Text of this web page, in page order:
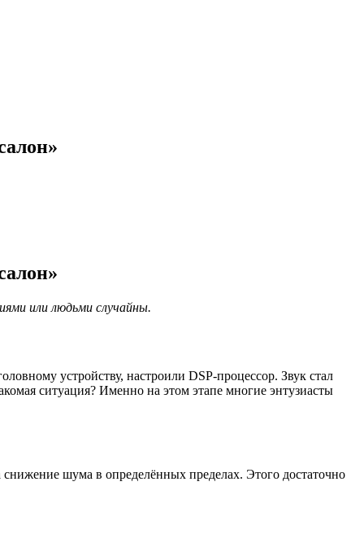
или людьми случайны.
устройству, настроили DSP-процессор. Звук стал
ситуация? Именно на этом этапе многие энтузиасты
шума в определённых пределах. Этого достаточно